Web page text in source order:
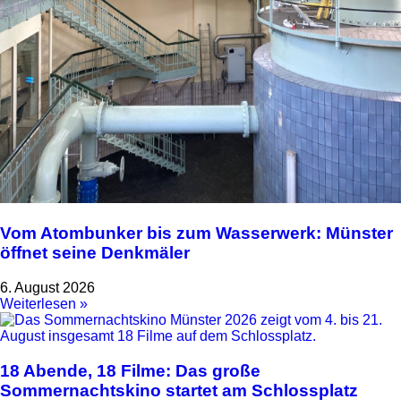
Vom Atombunker bis zum Wasserwerk: Münster
öffnet seine Denkmäler
6. August 2026
Weiterlesen »
18 Abende, 18 Filme: Das große
Sommernachtskino startet am Schlossplatz